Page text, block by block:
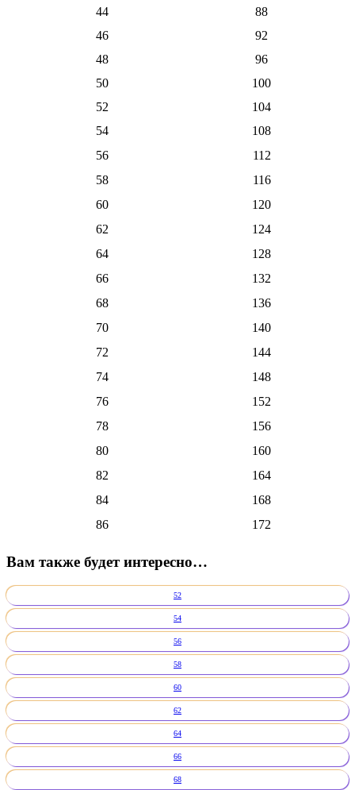
44
88
46
92
48
96
50
100
52
104
54
108
56
112
58
116
60
120
62
124
64
128
66
132
68
136
70
140
72
144
74
148
76
152
78
156
80
160
82
164
84
168
86
172
Вам также будет интересно…
52
54
56
58
60
62
64
66
68